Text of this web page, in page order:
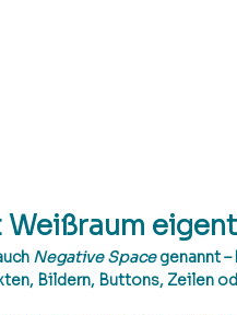
Weißraum
Negative Space genannt –
Bildern, Buttons, Zeilen